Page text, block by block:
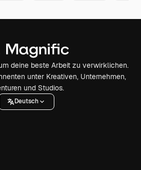
deine beste Arbeit zu verwirklichen.
unter Kreativen, Unternehmen,
und Studios.
Deutsch